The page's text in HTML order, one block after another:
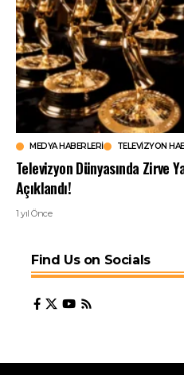
MEDYA HABERLERI TELEVIZYON
Televizyon Dünyasında Zirve
Açıklandı!
1 yıl Önce
Find Us on Socials